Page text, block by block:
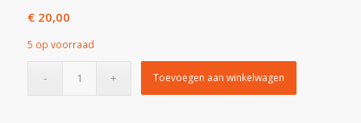
€20,00
5 op voorraad
Toevoegen aan winkelwagen